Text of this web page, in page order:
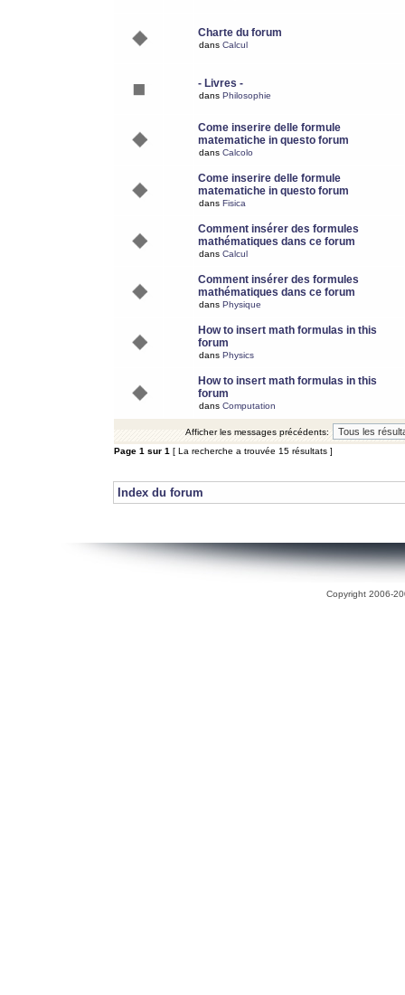
Charte du forum
dans Calcul
- Livres -
dans Philosophie
Come inserire delle formule
matematiche in questo forum
dans Calcolo
Come inserire delle formule
matematiche in questo forum
dans Fisica
Comment insérer des formules
mathématiques dans ce forum
dans Calcul
Comment insérer des formules
mathématiques dans ce forum
dans Physique
How to insert math formulas in this
forum
dans Physics
How to insert math formulas in this
forum
dans Computation
Afficher les messages précédents:
Page 1 sur 1 [ La recherche a trouvée 15 résultats ]
Index du forum
Copyright 2006-